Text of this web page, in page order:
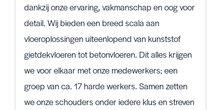
dankzij onze ervaring, vakmanschap en oog voor
detail. Wij bieden een breed scala aan
vloeroplossingen uiteenlopend van kunststof
gietdekvloeren tot betonvloeren. Dit alles krijgen
we voor elkaar met onze medewerkers; een
groep van ca. 17 harde werkers. Samen zetten
we onze schouders onder iedere klus en streven